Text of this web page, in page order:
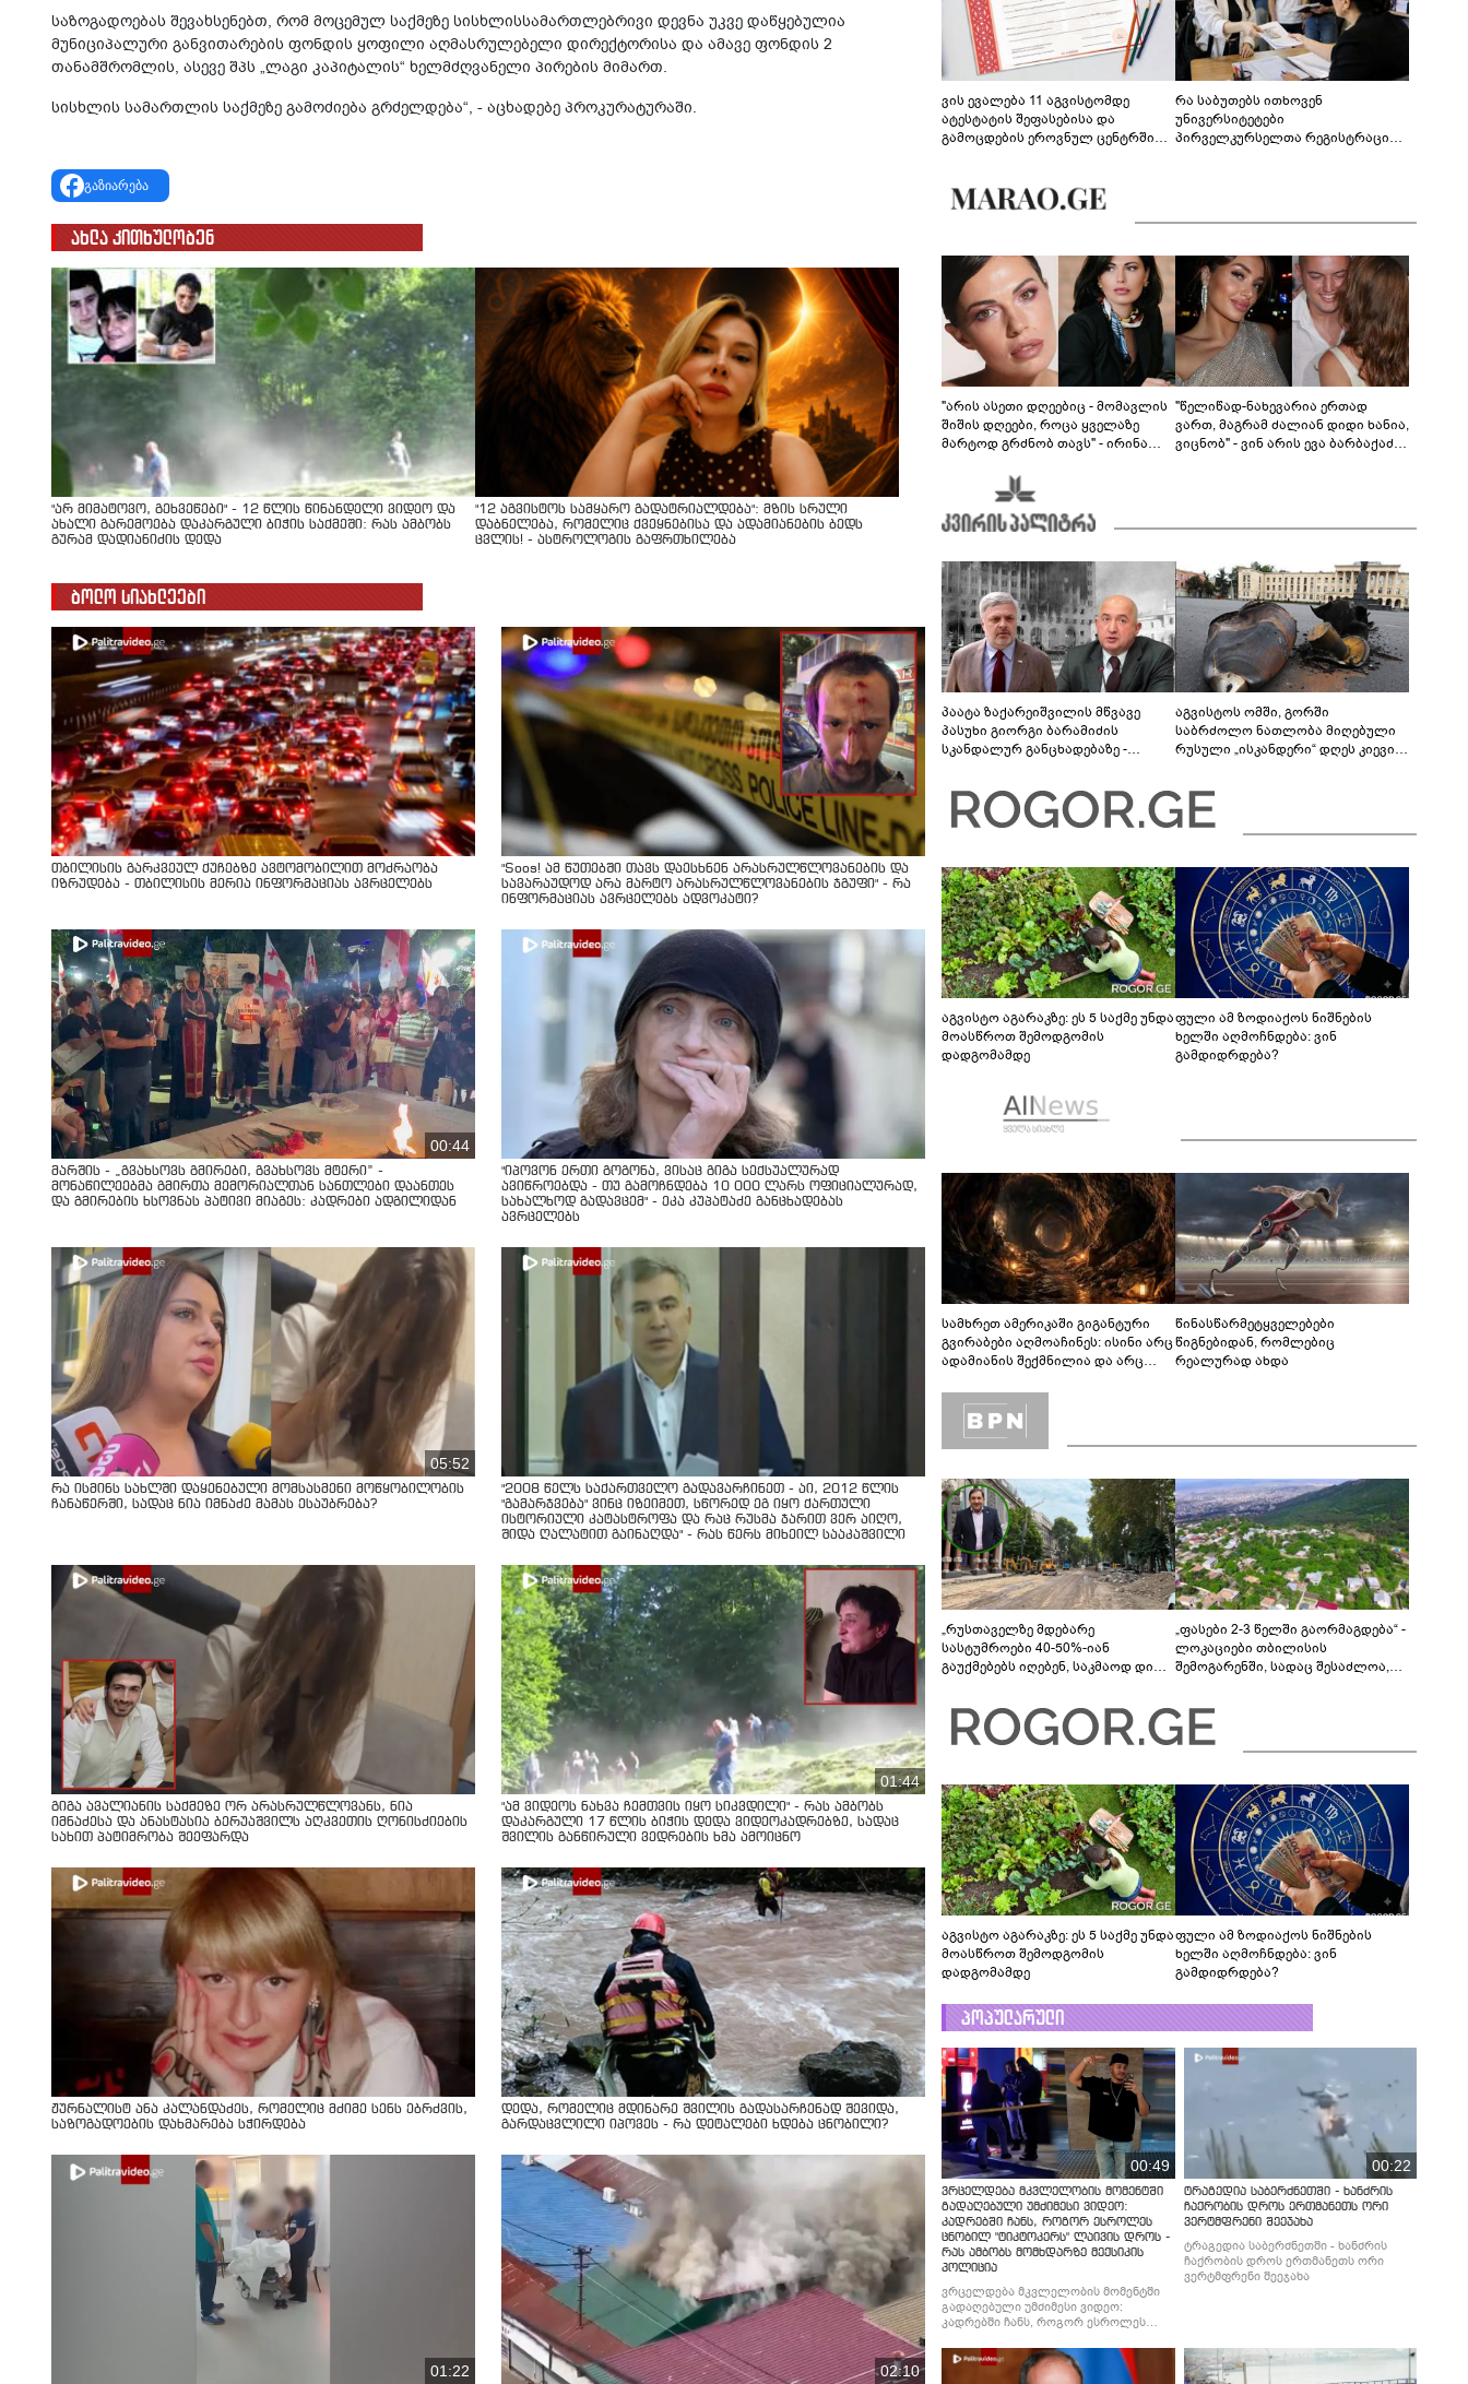
საზოგადოებას შევახსენებთ, რომ მოცემულ საქმეზე სისხლისსამართლებრივი დევნა უკვე დაწყებულია
მუნიციპალური განვითარების ფონდის ყოფილი აღმასრულებელი დირექტორისა და ამავე ფონდის 2
თანამშრომლის, ასევე შპს „ლაგი კაპიტალის“ ხელმძღვანელი პირების მიმართ.
სისხლის სამართლის საქმეზე გამოძიება გრძელდება“, - აცხადებე პროკურატურაში.
გაზიარება
ახლა კითხულობენ
"არ მიმატოვო, გეხვეწები" - 12 წლის წინანდელი ვიდეო და
ახალი გარემოება დაკარგული ბიჭის საქმეში: რას ამბობს
გურამ დადიანიძის დედა
"12 აგვისტოს სამყარო გადატრიალდება": მზის სრული
დაბნელება, რომელიც ქვეყნებისა და ადამიანების ბედს
ცვლის! - ასტროლოგის გაფრთხილება
ბოლო სიახლეები
თბილისის გარკვეულ ქუჩებზე ავტომობილით მოძრაობა
იზრუდება - თბილისის მერია ინფორმაციას ავრცელებს
"Soos! ამ წუთებში თავს დაესხნენ არასრულწლოვანების და
სავარაუდოდ არა მარტო არასრულწლოვანების ჯგუფი" - რა
ინფორმაციას ავრცელებს ადვოკატი?
00:44
მარშის - „გვახსოვს გმირები, გვახსოვს მტერი” -
მონაწილეებმა გმირთა მემორიალთან სანთლები დაანთეს
და გმირების ხსოვნას პატივი მიაგეს: კადრები ადგილიდან
"იპოვონ ერთი გოგონა, ვისაც გიგა სექსუალურად
ავიწროებდა - თუ გამოჩნდება 10 000 ლარს ოფიციალურად,
სახალხოდ გადავცემ" - ეკა კუპატაძე განცხადებას
ავრცელებს
05:52
რა ისმინს სახლში დაყენებული მომსასმენი მოწყობილობის
ჩანაწერში, სადაც ნია იმნაძე მამას ესაუბრება?
"2008 წელს საქართველო გადავარჩინეთ - აი, 2012 წლის
"გამარჯვება" ვინც იზეიმეთ, სწორედ ეგ იყო ქართული
ისტორიული კატასტროფა და რაც რუსმა ჯარით ვერ აიღო,
შიდა ღალატით გაინაღდა" - რას წერს მიხეილ სააკაშვილი
გიგა ავალიანის საქმეზე ორ არასრულწლოვანს, ნია
იმნაძესა და ანასტასია ბერუაშვილს აღკვეთის ღონისძიების
სახით პატიმრობა შეეფარდა
01:44
"ამ ვიდეოს ნახვა ჩემთვის იყო სიკვდილი" - რას ამბობს
დაკარგული 17 წლის ბიჭის დედა ვიდეოკადრებზე, სადაც
შვილის განწირული ვედრების ხმა ამოიცნო
ჟურნალისტ ანა კალანდაძეს, რომელიც მძიმე სენს ებრძვის,
საზოგადოების დახმარება სჭირდება
დედა, რომელიც მდინარე შვილის გადასარჩენად შევიდა,
გარდაცვლილი იპოვეს - რა დეტალები ხდება ცნობილი?
01:22 02:10
ვის ევალება 11 აგვისტომდე
ატესტატის შეფასებისა და
გამოცდების ეროვნულ ცენტრში
რა საბუთებს ითხოვენ
უნივერსიტეტები
პირველკურსელთა რეგისტრაციის
"არის ასეთი დღეებიც - მომავლის
შიშის დღეები, როცა ყველაზე
მარტოდ გრძნობ თავს" - ირინა
"წელიწად-ნახევარია ერთად
ვართ, მაგრამ ძალიან დიდი ხანია,
ვიცნობ" - ვინ არის ევა ბარბაქაძის
პაატა ზაქარეიშვილის მწვავე
პასუხი გიორგი ბარამიძის
სკანდალურ განცხადებაზე -
გადმოვასვენე... ბარამიძე კი
ტყუის"
აგვისტოს ომში, გორში
საბრძოლო ნათლობა მიღებული
რუსული „ისკანდერი“ დღეს კიევის
აგვისტო აგარაკზე: ეს 5 საქმე უნდა
მოასწროთ შემოდგომის
დადგომამდე
ფული ამ ზოდიაქოს ნიშნების
ხელში აღმოჩნდება: ვინ
გამდიდრდება?
სამხრეთ ამერიკაში გიგანტური
გვირაბები აღმოაჩინეს: ისინი არც
ადამიანის შექმნილია და არც
ლაბირინთები?
წინასწარმეტყველებები
წიგნებიდან, რომლებიც
რეალურად ახდა
„რუსთაველზე მდებარე
სასტუმროები 40-50%-იან
გაუქმებებს იღებენ, საკმაოდ დიდი
შეხვდებოდა“
„ფასები 2-3 წელში გაორმაგდება“ -
ლოკაციები თბილისის
შემოგარენში, სადაც შესაძლოა,
აგვისტო აგარაკზე: ეს 5 საქმე უნდა
მოასწროთ შემოდგომის
დადგომამდე
ფული ამ ზოდიაქოს ნიშნების
ხელში აღმოჩნდება: ვინ
გამდიდრდება?
პოპულარული
00:49
ვრცელდება მკვლელობის მომენტში
გადაღებული უმძიმესი ვიდეო:
კადრებში ჩანს, როგორ ესროლეს
ცნობილ "ტიკტოკერს" ლაივის დროს -
რას ამბობს მომხდარზე მექსიკის
პოლიცია
ვრცელდება მკვლელობის მომენტში
გადაღებული უმძიმესი ვიდეო:
კადრებში ჩანს, როგორ ესროლეს
რას ამბობს მომხდარზე მექსიკის
პოლიცია
00:22
ტრაგედია საბერძნეთში - ხანძრის
ჩაქრობის დროს ერთმანეთს ორი
ვერტმფრენი შეეჯახა
ტრაგედია საბერძნეთში - ხანძრის
ჩაქრობის დროს ერთმანეთს ორი
ვერტმფრენი შეეჯახა